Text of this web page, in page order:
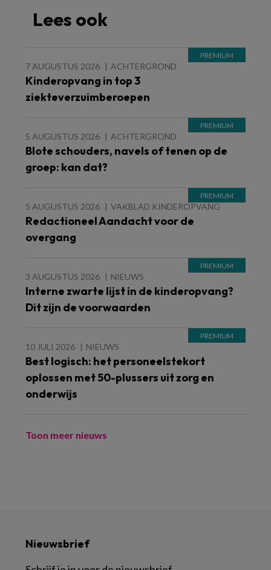
Lees ook
7 AUGUSTUS 2026 ACHTERGROND
Kinderopvang in top 3
ziekteverzuimberoepen
5 AUGUSTUS 2026 ACHTERGROND
Blote schouders, navels of tenen op de
groep: kan dat?
5 AUGUSTUS 2026 VAKBLAD KINDEROPVANG
Redactioneel Aandacht voor de
overgang
3 AUGUSTUS 2026 NIEUWS
Interne zwarte lijst in de kinderopvang?
Dit zijn de voorwaarden
10 JULI 2026 NIEUWS
Best logisch: het personeelstekort
oplossen met 50-plussers uit zorg en
onderwijs
Toon meer nieuws
Nieuwsbrief